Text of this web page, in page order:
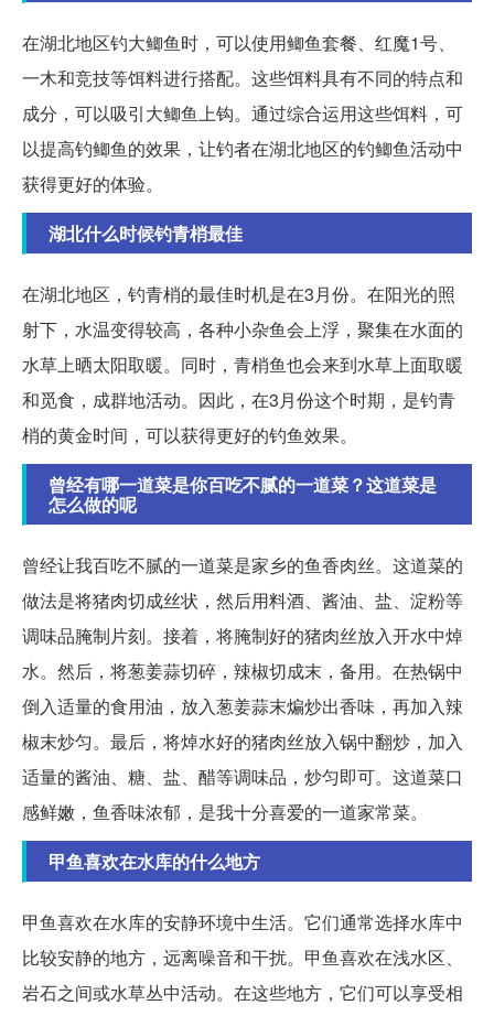
在湖北地区钓大鲫鱼时，可以使用鲫鱼套餐、红魔1号、
一木和竞技等饵料进行搭配。这些饵料具有不同的特点和
成分，可以吸引大鲫鱼上钩。通过综合运用这些饵料，可
以提高钓鲫鱼的效果，让钓者在湖北地区的钓鲫鱼活动中
获得更好的体验。
湖北什么时候钓青梢最佳
在湖北地区，钓青梢的最佳时机是在3月份。在阳光的照
射下，水温变得较高，各种小杂鱼会上浮，聚集在水面的
水草上晒太阳取暖。同时，青梢鱼也会来到水草上面取暖
和觅食，成群地活动。因此，在3月份这个时期，是钓青
梢的黄金时间，可以获得更好的钓鱼效果。
曾经有哪一道菜是你百吃不腻的一道菜？这道菜是
怎么做的呢
曾经让我百吃不腻的一道菜是家乡的鱼香肉丝。这道菜的
做法是将猪肉切成丝状，然后用料酒、酱油、盐、淀粉等
调味品腌制片刻。接着，将腌制好的猪肉丝放入开水中焯
水。然后，将葱姜蒜切碎，辣椒切成末，备用。在热锅中
倒入适量的食用油，放入葱姜蒜末煸炒出香味，再加入辣
椒末炒匀。最后，将焯水好的猪肉丝放入锅中翻炒，加入
适量的酱油、糖、盐、醋等调味品，炒匀即可。这道菜口
感鲜嫩，鱼香味浓郁，是我十分喜爱的一道家常菜。
甲鱼喜欢在水库的什么地方
甲鱼喜欢在水库的安静环境中生活。它们通常选择水库中
比较安静的地方，远离噪音和干扰。甲鱼喜欢在浅水区、
岩石之间或水草丛中活动。在这些地方，它们可以享受相